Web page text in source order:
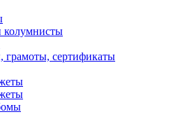
колумнисты
сертификаты